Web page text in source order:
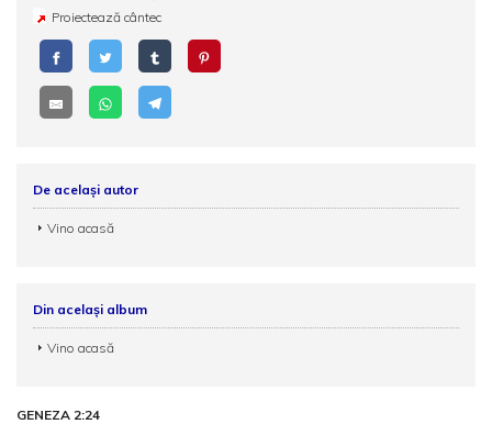
Proiectează cântec
De același autor
Vino acasă
Din același album
Vino acasă
GENEZA 2:24